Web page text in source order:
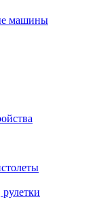
машины